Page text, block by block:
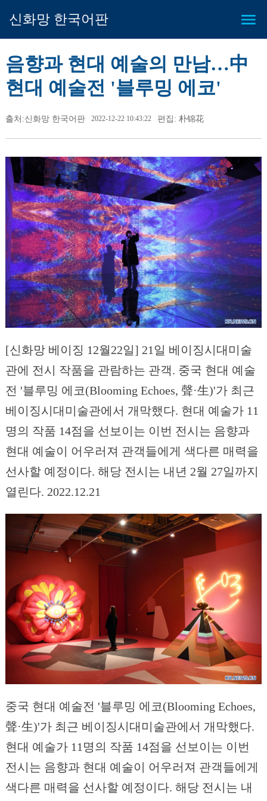
신화망 한국어판
음향과 현대 예술의 만남…中
현대 예술전 '블루밍 에코'
출처:신화망 한국어판 2022-12-22 10:43:22 편집: 朴锦花
[신화망 베이징 12월22일] 21일 베이징시대미술
관에 전시 작품을 관람하는 관객. 중국 현대 예술
전 '블루밍 에코(Blooming Echoes, 聲·生)'가 최근
베이징시대미술관에서 개막했다. 현대 예술가 11
명의 작품 14점을 선보이는 이번 전시는 음향과
현대 예술이 어우러져 관객들에게 색다른 매력을
선사할 예정이다. 해당 전시는 내년 2월 27일까지
열린다. 2022.12.21
중국 현대 예술전 '블루밍 에코(Blooming Echoes,
聲·生)'가 최근 베이징시대미술관에서 개막했다.
현대 예술가 11명의 작품 14점을 선보이는 이번
전시는 음향과 현대 예술이 어우러져 관객들에게
색다른 매력을 선사할 예정이다. 해당 전시는 내